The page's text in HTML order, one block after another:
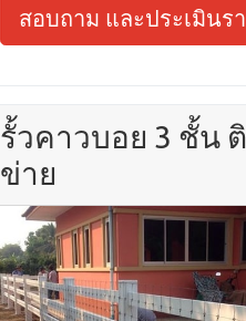
สอบถาม และประเมินร
รั้วคาวบอย 3 ชั้น
ข่าย